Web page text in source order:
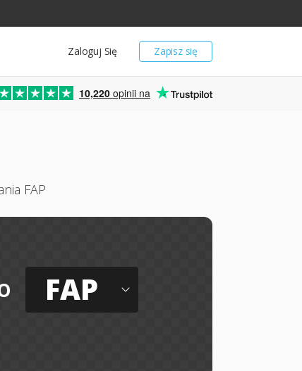
Zapisz się
Zaloguj Się
10,220 opinii na
FAP
FAP